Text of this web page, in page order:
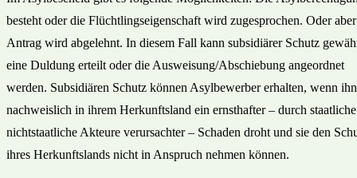
besteht oder die Flüchtlingseigenschaft wird zugesprochen. Oder
Antrag wird abgelehnt. In diesem Fall kann subsidiärer Schutz
eine Duldung erteilt oder die Ausweisung/Abschiebung angeordnet
werden. Subsidiären Schutz können Asylbewerber erhalten, wenn
nachweislich in ihrem Herkunftsland ein ernsthafter – durch
nichtstaatliche Akteure verursachter – Schaden droht und sie den
ihres Herkunftslands nicht in Anspruch nehmen können.